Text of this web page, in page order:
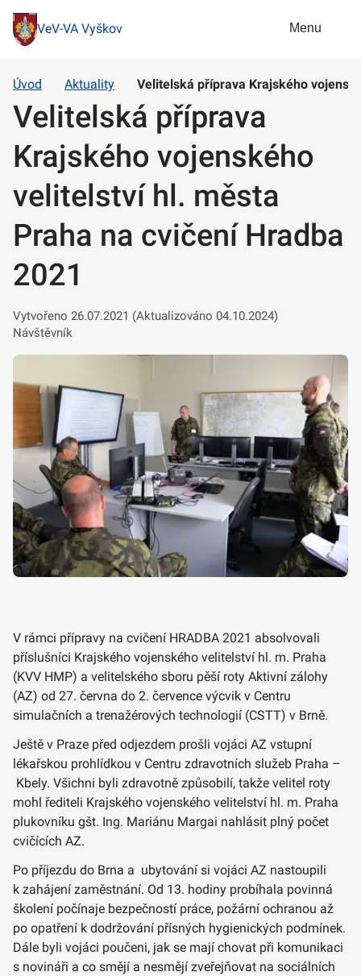
VeV-VA Vyškov Menu
Úvod Aktuality Velitelská příprava Krajského
Velitelská příprava
Krajského vojenského
velitelství hl. města
Praha na cvičení Hradba
2021
Vytvořeno 26.07.2021 (Aktualizováno 04.10.2024)
Návštěvník
V rámci přípravy na cvičení HRADBA 2021 absolvovali
příslušníci Krajského vojenského velitelství hl. m. Praha
(KVV HMP) a velitelského sboru pěší roty Aktivní zálohy
(AZ) od 27. června do 2. července výcvik v Centru
simulačních a trenažérových technologií (CSTT) v Brně.
Ještě v Praze před odjezdem prošli vojáci AZ vstupní
lékařskou prohlídkou v Centru zdravotních služeb Praha –
Kbely. Všichni byli zdravotně způsobilí, takže velitel roty
mohl řediteli Krajského vojenského velitelství hl. m. Praha
plukovníku gšt. Ing. Mariánu Margai nahlásit plný počet
cvičících AZ.
Po příjezdu do Brna a ubytování si vojáci AZ nastoupili
k zahájení zaměstnání. Od 13. hodiny probíhala povinná
školení počínaje bezpečností práce, požární ochranou až
po opatření k dodržování přísných hygienických podmínek.
Dále byli vojáci poučeni, jak se mají chovat při komunikaci
s novináři a co smějí a nesmějí zveřejňovat na sociálních